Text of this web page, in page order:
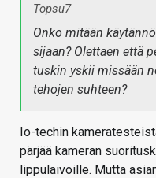
Topsu7
Onko mitään
sijaan? Olettaen että
tuskin yskii missään
tehojen suhteen?
Io-techin
pärjää kameran
lippulaivoille. Mutta